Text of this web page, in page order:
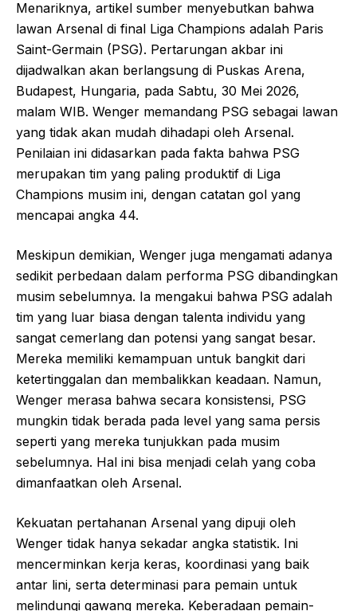
Menariknya, artikel sumber menyebutkan bahwa
lawan Arsenal di final Liga Champions adalah Paris
Saint-Germain (PSG). Pertarungan akbar ini
dijadwalkan akan berlangsung di Puskas Arena,
Budapest, Hungaria, pada Sabtu, 30 Mei 2026,
malam WIB. Wenger memandang PSG sebagai lawan
yang tidak akan mudah dihadapi oleh Arsenal.
Penilaian ini didasarkan pada fakta bahwa PSG
merupakan tim yang paling produktif di Liga
Champions musim ini, dengan catatan gol yang
mencapai angka 44.
Meskipun demikian, Wenger juga mengamati adanya
sedikit perbedaan dalam performa PSG dibandingkan
musim sebelumnya. Ia mengakui bahwa PSG adalah
tim yang luar biasa dengan talenta individu yang
sangat cemerlang dan potensi yang sangat besar.
Mereka memiliki kemampuan untuk bangkit dari
ketertinggalan dan membalikkan keadaan. Namun,
Wenger merasa bahwa secara konsistensi, PSG
mungkin tidak berada pada level yang sama persis
seperti yang mereka tunjukkan pada musim
sebelumnya. Hal ini bisa menjadi celah yang coba
dimanfaatkan oleh Arsenal.
Kekuatan pertahanan Arsenal yang dipuji oleh
Wenger tidak hanya sekadar angka statistik. Ini
mencerminkan kerja keras, koordinasi yang baik
antar lini, serta determinasi para pemain untuk
melindungi gawang mereka. Keberadaan pemain-